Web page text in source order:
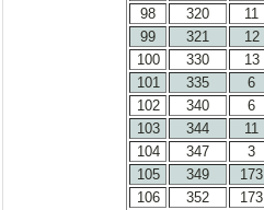
98
320 11
99
321 12
100
330 13
101
335 6
102
340 6
103
344 11
104
347 3
105
349 173
106
352 173